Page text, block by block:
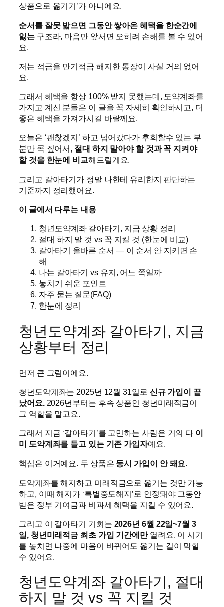
상품으로 옮기기’가 아니에요.
순서를 잘못 밟으면 그동안 쌓아온 혜택을 한순간에
잃는구조라, 마음만 앞서면 오히려 손해를 볼 수 있어
요.
저는 적금을 만기적금 해지한 통장이 사실 거의 없어
요.
그래서 혜택을 항상 100% 받지 못했는데, 도약계좌를
가지고 계신 분들은 이 글을 꼭 자세히 확인하시고, 더
좋은 혜택을 가져가시길 바랄께요.
오늘은 ‘괜찮겠지’ 하고 넘어갔다가 후회할수 있는 부
분만 콕 짚어서, 절대 하지 말아야 할 것과 꼭 지켜야
할 것을 한눈에 비교해드릴게요.
그리고 갈아타기가 정말 나한테 유리한지 판단하는
기준까지 정리했어요.
이 글에서 다루는 내용
청년도약계좌 갈아타기, 지금 상황 정리
절대 하지 말 것 vs 꼭 지킬 것 (한눈에 비교)
갈아타기 올바른 순서 — 이 순서 안 지키면 손
해
나는 갈아타기 vs 유지, 어느 쪽일까
놓치기 쉬운 포인트
자주 묻는 질문(FAQ)
한눈에 정리
청년도약계좌 갈아타기, 지금
상황부터 정리
먼저 큰 그림이에요.
청년도약계좌는 2025년 12월 31일로 신규 가입이 끝
났어요.2026년부터는 후속 상품인 청년미래적금이
그 역할을 맡고요.
그래서 지금 ‘갈아타기’를 고민하는 사람은 거의 다 이
미 도약계좌를 들고 있는 기존 가입자예요.
핵심은 이거예요. 두 상품은 동시 가입이 안 돼요.
도약계좌를 해지하고 미래적금으로 옮기는 것만 가능
하고, 이때 해지가 ‘특별중도해지’로 인정돼야 그동안
받은 정부 기여금과 비과세 혜택을 지킬 수 있어요.
그리고 이 갈아타기 기회는 2026년 6월 22일~7월 3
일, 청년미래적금 최초 가입 기간에만열려요. 이 시기
를 놓치면 나중에 마음이 바뀌어도 옮기는 길이 막힐
수 있어요.
청년도약계좌 갈아타기, 절대
하지 말 것 vs 꼭 지킬 것